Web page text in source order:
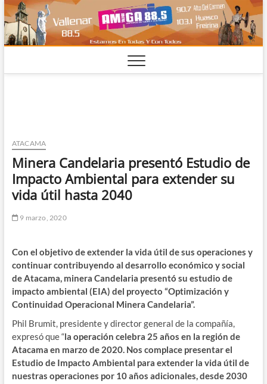
Saltar
al
contenido
ATACAMA
Minera Candelaria presentó Estudio de
Impacto Ambiental para extender su
vida útil hasta 2040
9 marzo, 2020
Con el objetivo de extender la vida útil de sus operaciones y
continuar contribuyendo al desarrollo económico y social
de Atacama, minera Candelaria presentó su estudio de
impacto ambiental (EIA) del proyecto “Optimización y
Continuidad Operacional Minera Candelaria”.
Phil Brumit, presidente y director general de la compañía,
expresó que “la operación celebra 25 años en la región de
Atacama en marzo de 2020. Nos complace presentar el
Estudio de Impacto Ambiental para extender la vida útil de
nuestras operaciones por 10 años adicionales, desde 2030